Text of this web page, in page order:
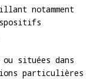
notamment
ou situées dans
particulières